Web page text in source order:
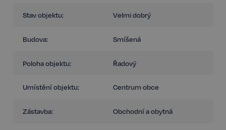
Stav objektu: Velmi dobrý
Budova: Smíšená
Poloha objektu: Řadový
Umístění objektu: Centrum obce
Zástavba: Obchodní a obytná